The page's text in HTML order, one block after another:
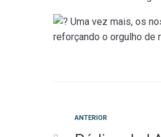
Uma vez mais, os
reforçando o orgulho de
Navegação
Anterior
ANTERIOR